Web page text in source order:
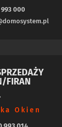
993 000
FIRAN
Okien